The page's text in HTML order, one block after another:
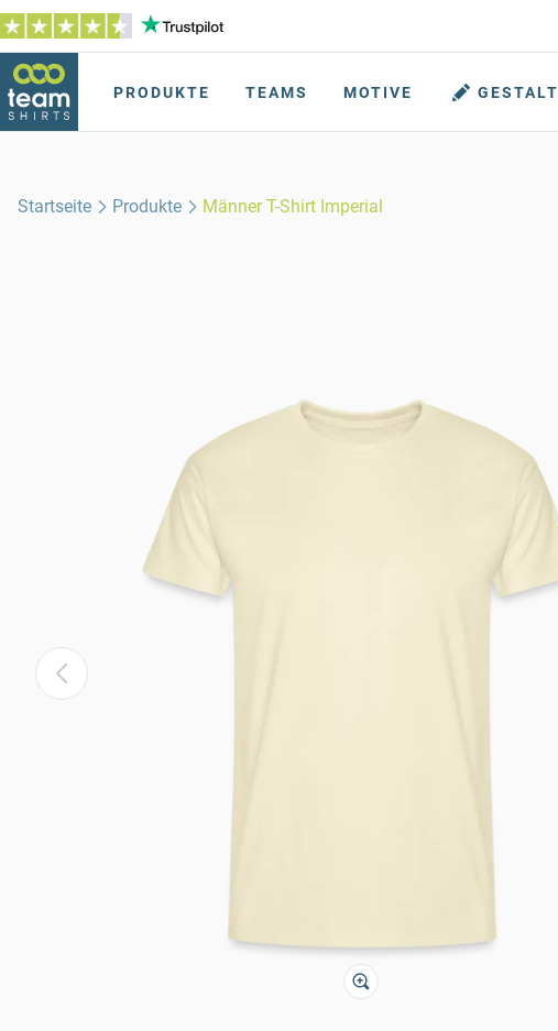
PRODUKTE TEAMS MOTIVE
Startseite Produkte Männer T-Shirt Imperial